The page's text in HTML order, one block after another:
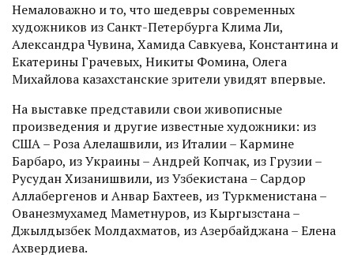
Немаловажно и то, что шедевры современных
художников из Санкт-Петербурга Клима Ли,
Александра Чувина, Хамида Савкуева, Константина и
Екатерины Грачевых, Никиты Фомина, Олега
Михайлова казахстанские зрители увидят впервые.
На выставке представили свои живописные
произведения и другие известные художники: из
США – Роза Алелашвили, из Италии – Кармине
Барбаро, из Украи­ны – Андрей Копчак, из Грузии –
Русудан Хизанишвили, из Узбекистана – Сардор
Аллабергенов и Анвар Бахтеев, из Туркменистана –
Ованезмухамед Маметнуров, из Кыргызстана –
Джылдызбек Молдахматов, из Азербайджана – Елена
Ахвердиева.